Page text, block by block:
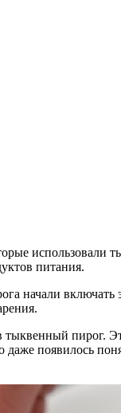
использовали
питания.
начали
пирог.
даже появилось